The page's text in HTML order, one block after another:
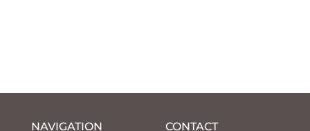
NAVIGATION CONTACT